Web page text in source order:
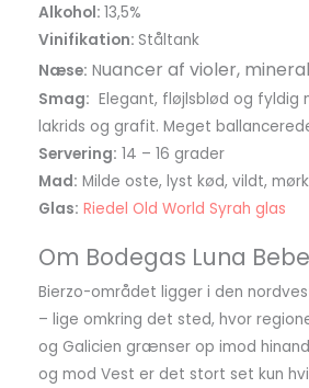
Alkohol: 13,5%
Vinifikation: Ståltank
Næse: Nuancer af violer,
Smag: Elegant, fløjlsblød og fyldig
lakrids og grafit. Meget
Servering: 14 – 16 grader
Mad: Milde oste, lyst kød, vildt,
Glas: Riedel Old World Syrah glas
Om Bodegas Luna
Bierzo-området ligger i den
– lige omkring det sted, hvor
og Galicien grænser op imod
og mod Vest er det stort set kun